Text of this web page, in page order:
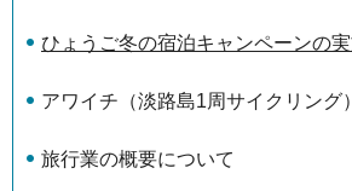
ひょうご冬の宿泊キャンペーンの
アワイチ（淡路島1周サイクリング
旅行業の概要について